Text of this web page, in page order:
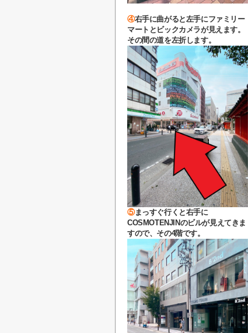
④右手に曲がると左手にファミリー
マートと ビックカメラが見えます。
その間の道を左折します。
⑤まっすぐ行くと右手に
COSMOTENJINのビルが見えてきま
すので、 その4階です。